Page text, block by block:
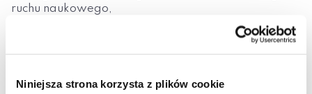
Niniejsza strona korzysta z plików cookie
ruchu naukowego,
Organizowanie działalności kulturalnej,
popieranie i rozwijanie twórczości artystycznej
propagowanie różnorakich form aktywnego